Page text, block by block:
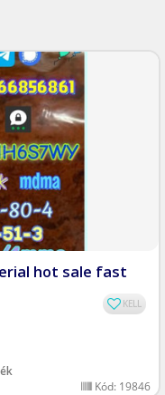
Kód: 19846
hot sale fast
KELL